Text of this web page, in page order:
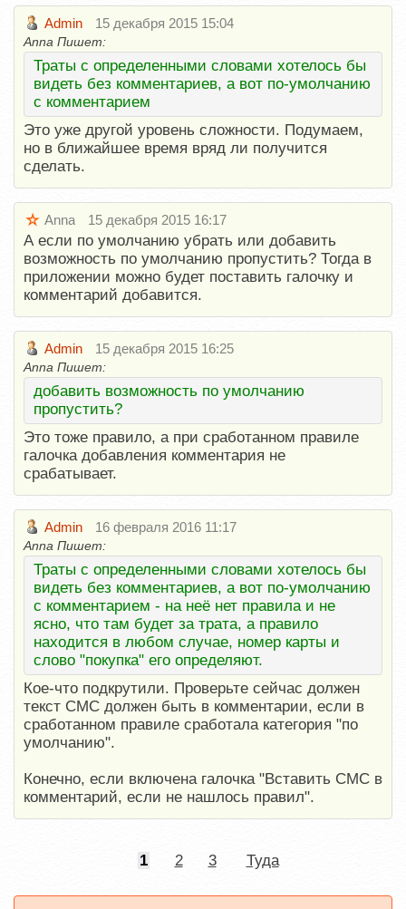
Admin 15 декабря 2015 15:04
Anna Пишет:
Траты с определенными словами хотелось бы
видеть без комментариев, а вот по-умолчанию
с комментарием
Это уже другой уровень сложности. Подумаем,
но в ближайшее время вряд ли получится
сделать.
Anna 15 декабря 2015 16:17
А если по умолчанию убрать или добавить
возможность по умолчанию пропустить? Тогда в
приложении можно будет поставить галочку и
комментарий добавится.
Admin 15 декабря 2015 16:25
Anna Пишет:
добавить возможность по умолчанию
пропустить?
Это тоже правило, а при сработанном правиле
галочка добавления комментария не
срабатывает.
Admin 16 февраля 2016 11:17
Anna Пишет:
Траты с определенными словами хотелось бы
видеть без комментариев, а вот по-умолчанию
с комментарием - на неё нет правила и не
ясно, что там будет за трата, а правило
находится в любом случае, номер карты и
слово "покупка" его определяют.
Кое-что подкрутили. Проверьте сейчас должен
текст СМС должен быть в комментарии, если в
сработанном правиле сработала категория "по
умолчанию".
Конечно, если включена галочка "Вставить СМС в
комментарий, если не нашлось правил".
1 2 3 Туда